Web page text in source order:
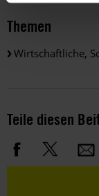
Themen
Wirtschaftliche,
Teile diesen